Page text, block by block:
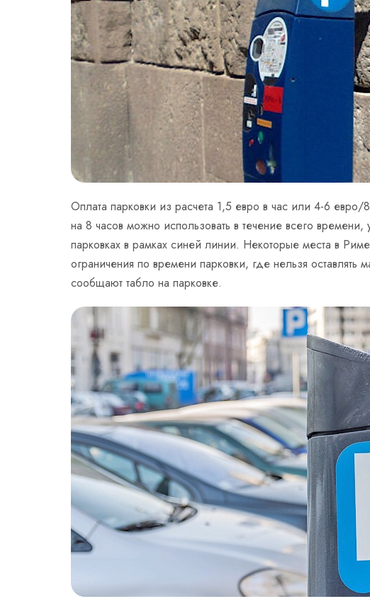
Оплата парковки из расчета 1,5 евро в час или 4-6
на 8 часов можно использовать в течение всего времени,
парковках в рамках синей линии. Некоторые места в
ограничения по времени парковки, где нельзя
сообщают табло на парковке.